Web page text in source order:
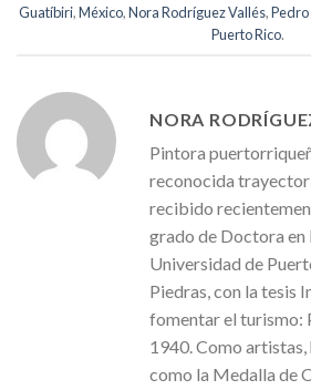
Guatíbiri,México,Nora Rodríguez Vallés,Pedro
Puerto Rico.
NORA
Pintora
reconocida
recibido
grado de Doctora
Universidad de
Piedras, con la tesis
fomentar el turismo:
1940. Como
como la Medalla de